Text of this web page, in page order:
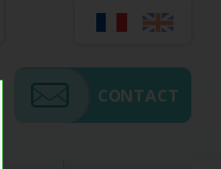
CONTACT